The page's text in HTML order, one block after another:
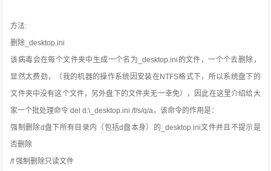
方法:
删除_desktop.ini
该病毒会在每个文件夹中生成一个名为_desktop.ini的文件，一个个去删除，
显然太费劲，（我的机器的操作系统因安装在NTFS格式下，所以系统盘下的
文件夹中没有这个文件，另外盘下的文件夹无一幸免），因此在这里介绍给大
家一个批处理命令 del d:\_desktop.ini /f/s/q/a，该命令的作用是：
强制删除d盘下所有目录内（包括d盘本身）的_desktop.ini文件并且不提示是
否删除
/f 强制删除只读文件